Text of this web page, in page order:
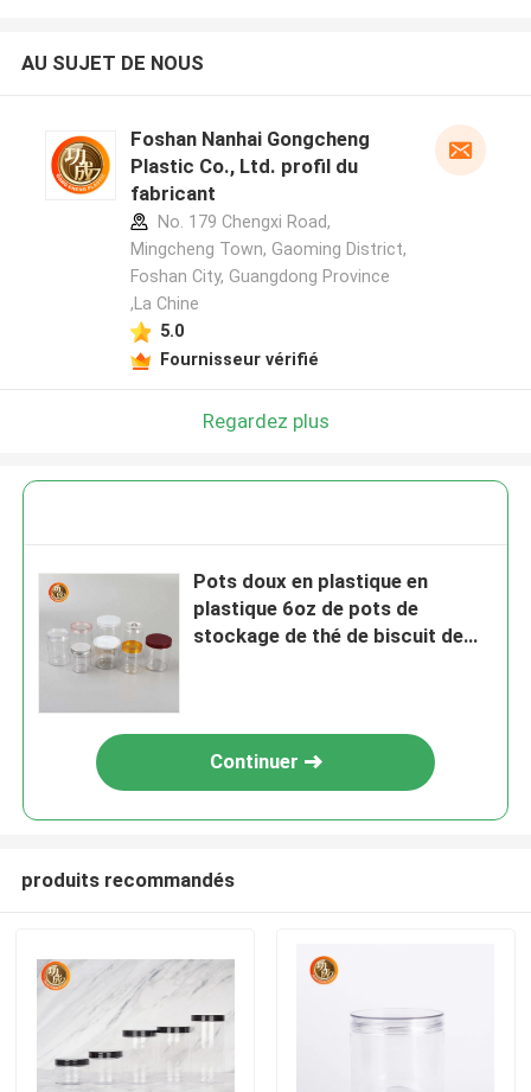
AU SUJET DE NOUS
Foshan Nanhai Gongcheng
Plastic Co., Ltd. profil du
fabricant
No. 179 Chengxi Road,
Mingcheng Town, Gaoming District,
Foshan City, Guangdong Province
,La Chine
5.0
Fournisseur vérifié
Regardez plus
Pots doux en plastique en
plastique 6oz de pots de
stockage de thé de biscuit de
Continuer
produits recommandés